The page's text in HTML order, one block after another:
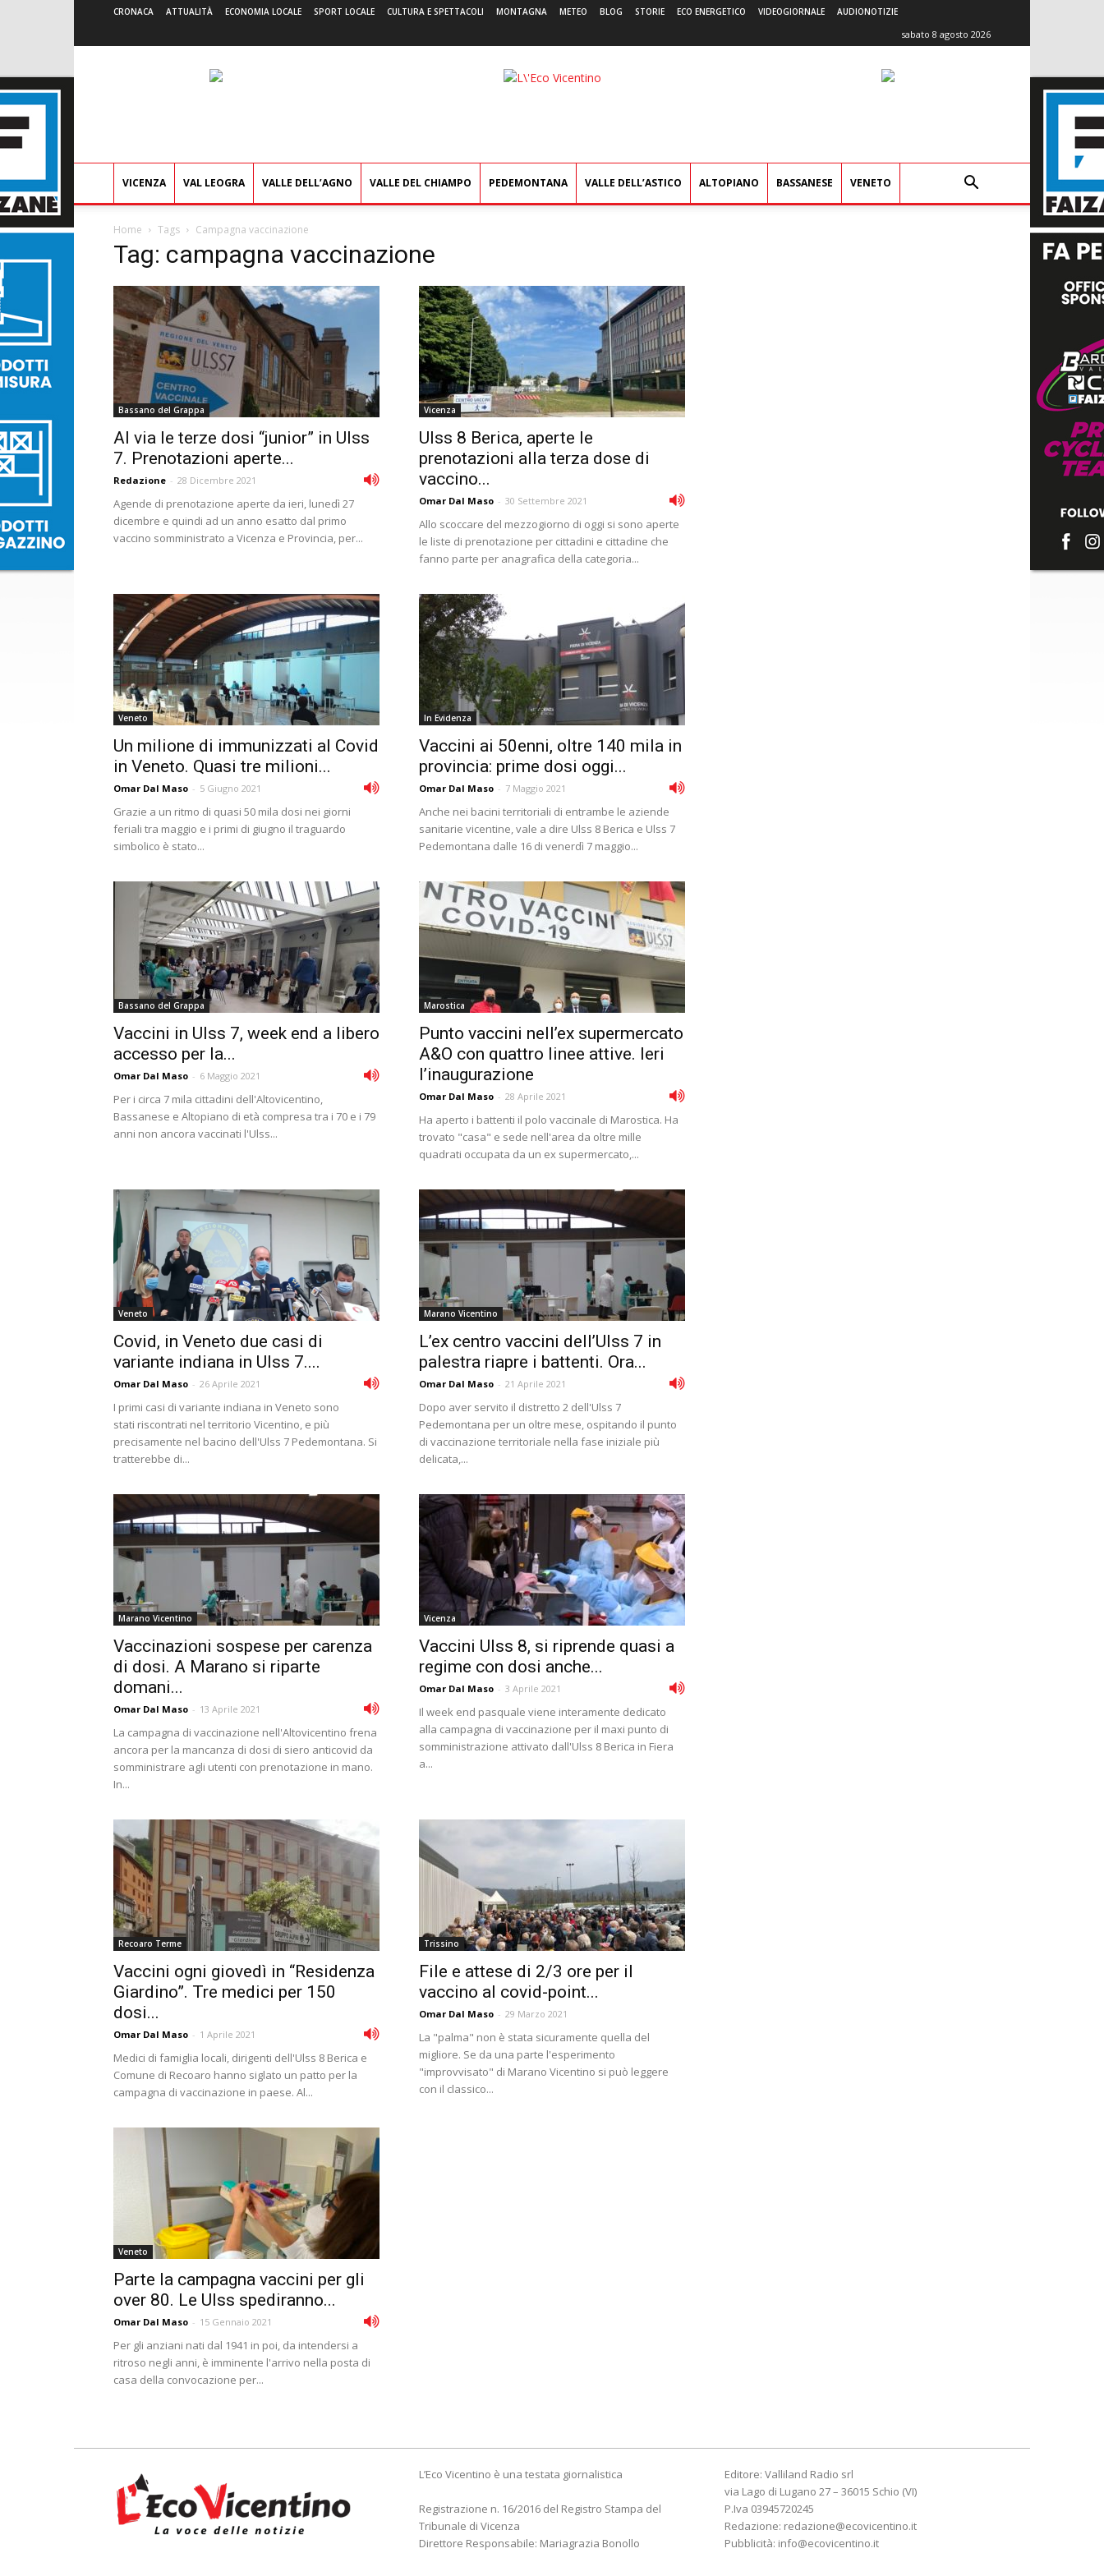
CRONACA ATTUALITÀ ECONOMIA LOCALE SPORT LOCALE CULTURA E SPETTACOLI MONTAGNA METEO BLOG STORIE ECO ENERGETICO VIDEOGIORNALE AUDIONOTIZIE
sabato 8 agosto 2026
L'Eco
VICENZA VAL LEOGRA VALLE DELL’AGNO VALLE DEL CHIAMPO PEDEMONTANA VALLE DELL’ASTICO ALTOPIANO BASSANESE VENETO
Home Tags Campagna vaccinazione
Tag: campagna vaccinazione
Bassano del Grappa
Al via le terze dosi “junior” in Ulss
7. Prenotazioni aperte...
Redazione - 28 Dicembre 2021
Agende di prenotazione aperte da ieri, lunedì 27
dicembre e quindi ad un anno esatto dal primo
vaccino somministrato a Vicenza e Provincia, per...
Vicenza
Ulss 8 Berica, aperte le
prenotazioni alla terza dose di
vaccino...
Omar Dal Maso - 30 Settembre 2021
Allo scoccare del mezzogiorno di oggi si sono aperte
le liste di prenotazione per cittadini e cittadine che
fanno parte per anagrafica della categoria...
Veneto
Un milione di immunizzati al Covid
in Veneto. Quasi tre milioni...
Omar Dal Maso - 5 Giugno 2021
Grazie a un ritmo di quasi 50 mila dosi nei giorni
feriali tra maggio e i primi di giugno il traguardo
simbolico è stato...
In Evidenza
Vaccini ai 50enni, oltre 140 mila in
provincia: prime dosi oggi...
Omar Dal Maso - 7 Maggio 2021
Anche nei bacini territoriali di entrambe le aziende
sanitarie vicentine, vale a dire Ulss 8 Berica e Ulss 7
Pedemontana dalle 16 di venerdì 7 maggio...
Bassano del Grappa
Vaccini in Ulss 7, week end a libero
accesso per la...
Omar Dal Maso - 6 Maggio 2021
Per i circa 7 mila cittadini dell'Altovicentino,
Bassanese e Altopiano di età compresa tra i 70 e i 79
anni non ancora vaccinati l'Ulss...
Marostica
Punto vaccini nell’ex supermercato
A&O con quattro linee attive. Ieri
l’inaugurazione
Omar Dal Maso - 28 Aprile 2021
Ha aperto i battenti il polo vaccinale di Marostica. Ha
trovato "casa" e sede nell'area da oltre mille
quadrati occupata da un ex supermercato,...
Veneto
Covid, in Veneto due casi di
variante indiana in Ulss 7....
Omar Dal Maso - 26 Aprile 2021
I primi casi di variante indiana in Veneto sono
stati riscontrati nel territorio Vicentino, e più
precisamente nel bacino dell'Ulss 7 Pedemontana. Si
tratterebbe di...
Marano Vicentino
L’ex centro vaccini dell’Ulss 7 in
palestra riapre i battenti. Ora...
Omar Dal Maso - 21 Aprile 2021
Dopo aver servito il distretto 2 dell'Ulss 7
Pedemontana per un oltre mese, ospitando il punto
di vaccinazione territoriale nella fase iniziale più
delicata,...
Marano Vicentino
Vaccinazioni sospese per carenza
di dosi. A Marano si riparte
domani...
Omar Dal Maso - 13 Aprile 2021
La campagna di vaccinazione nell'Altovicentino frena
ancora per la mancanza di dosi di siero anticovid da
somministrare agli utenti con prenotazione in mano.
In...
Vicenza
Vaccini Ulss 8, si riprende quasi a
regime con dosi anche...
Omar Dal Maso - 3 Aprile 2021
Il week end pasquale viene interamente dedicato
alla campagna di vaccinazione per il maxi punto di
somministrazione attivato dall'Ulss 8 Berica in Fiera
a...
Recoaro Terme
Vaccini ogni giovedì in “Residenza
Giardino”. Tre medici per 150
dosi...
Omar Dal Maso - 1 Aprile 2021
Medici di famiglia locali, dirigenti dell'Ulss 8 Berica e
Comune di Recoaro hanno siglato un patto per la
campagna di vaccinazione in paese. Al...
Trissino
File e attese di 2/3 ore per il
vaccino al covid-point...
Omar Dal Maso - 29 Marzo 2021
La "palma" non è stata sicuramente quella del
migliore. Se da una parte l'esperimento
"improvvisato" di Marano Vicentino si può leggere
con il classico...
Veneto
Parte la campagna vaccini per gli
over 80. Le Ulss spediranno...
Omar Dal Maso - 15 Gennaio 2021
Per gli anziani nati dal 1941 in poi, da intendersi a
ritroso negli anni, è imminente l'arrivo nella posta di
casa della convocazione per...
L’Eco Vicentino è una testata giornalistica
Registrazione n. 16/2016 del Registro Stampa del
Tribunale di Vicenza
Direttore Responsabile: Mariagrazia Bonollo
Editore: Valliland Radio srl
via Lago di Lugano 27 – 36015 Schio (VI)
P.Iva 03945720245
Redazione: redazione@ecovicentino.it
Pubblicità: info@ecovicentino.it